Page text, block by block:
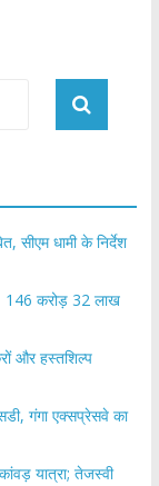
सीएम धामी के निर्देश
146 करोड़ 32 लाख
और हस्तशिल्प
गंगा एक्सप्रेसवे का
यात्रा; तेजस्वी